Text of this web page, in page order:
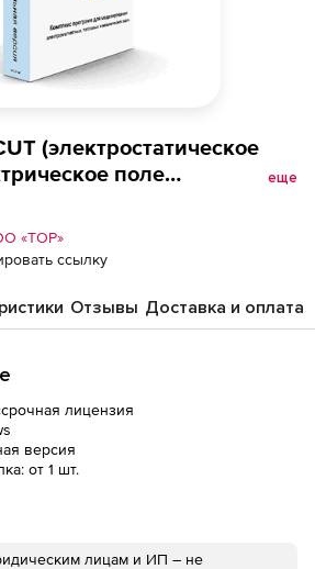
(электростатическое
поле
плавающая на 5
еще
«ТОР»
ссылку
Отзывы Доставка и оплата
лицензия
версия
от 1 шт.
лицам и ИП – не